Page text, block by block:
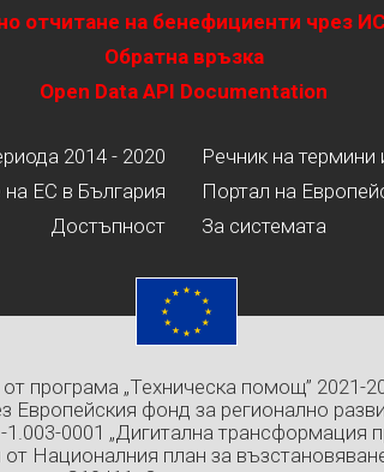
отчитане на бенефициенти чрез
Обратна връзка
Open Data API Documentation
2014 - 2020
ЕС в България
Достъпност
Речник на
Портал на
За системата
програма „Техническа помощ” 2021-
Европейския фонд за регионално
1.003-0001 „Дигитална трансформация
Националния план за